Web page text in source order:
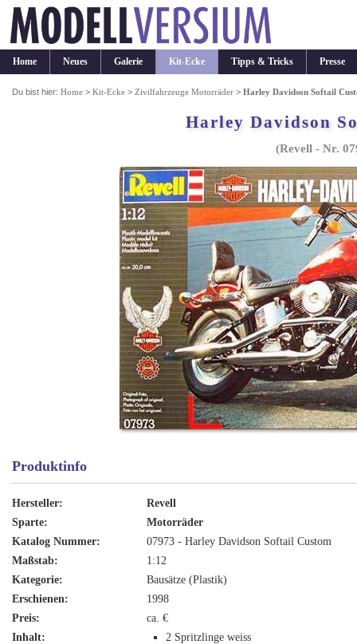
Home Neues Galerie Kit-Ecke Tipps & Tricks Presse
Du bist hier:Home >Kit-Ecke > Zivilfahrzeuge Motorräder >Harley Davidson Softail
Harley Davidson
(Revell - Nr.
Produktinfo
Hersteller:
Revell
Sparte:
Motorräder
Katalog Nummer:
07973 - Harley Davidson Softail Custom
Maßstab:
1:12
Kategorie:
Bausätze (Plastik)
Erschienen:
1998
Preis:
ca. €
Inhalt:
2 Spritzlinge weiss